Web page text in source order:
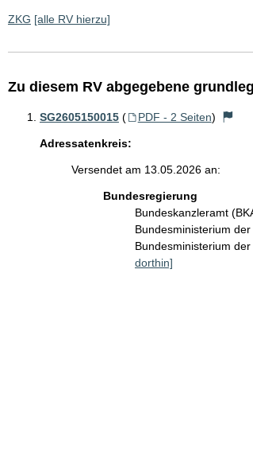
ZKG [alle RV hierzu]
Zu diesem RV abgegebene
SG2605150015 ( PDF - 2 Seiten)
Adressatenkreis:
Versendet am 13.05.2026 an:
Bundesregierung
Bundeskanzleramt
Bundesministerium
Bundesministerium
dorthin]